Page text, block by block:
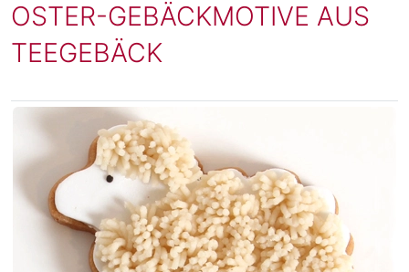
OSTER-GEBÄCKMOTIVE AUS
TEEGEBÄCK